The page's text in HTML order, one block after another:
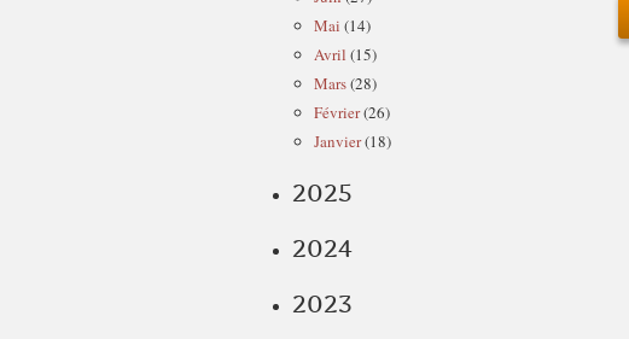
Mai (14)
Avril (15)
Mars(28)
Février(26)
Janvier(18)
2025
2024
2023